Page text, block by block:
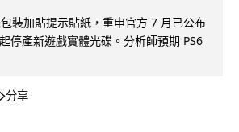
裝加貼提示貼紙，重申官方 7 月已公布
停產新遊戲實體光碟。分析師預期 PS6
分享